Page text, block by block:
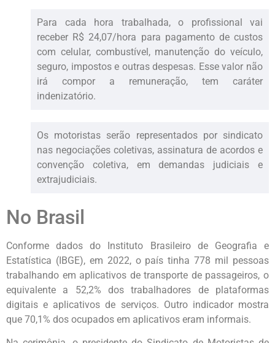
Para cada hora trabalhada, o profissional vai
receber R$ 24,07/hora para pagamento de custos
com celular, combustível, manutenção do veículo,
seguro, impostos e outras despesas. Esse valor não
irá compor a remuneração, tem caráter
indenizatório.
Os motoristas serão representados por sindicato
nas negociações coletivas, assinatura de acordos e
convenção coletiva, em demandas judiciais e
extrajudiciais.
No Brasil
Conforme dados do Instituto Brasileiro de Geografia e
Estatística (IBGE), em 2022, o país tinha 778 mil pessoas
trabalhando em aplicativos de transporte de passageiros, o
equivalente a 52,2% dos trabalhadores de plataformas
digitais e aplicativos de serviços. Outro indicador mostra
que 70,1% dos ocupados em aplicativos eram informais.